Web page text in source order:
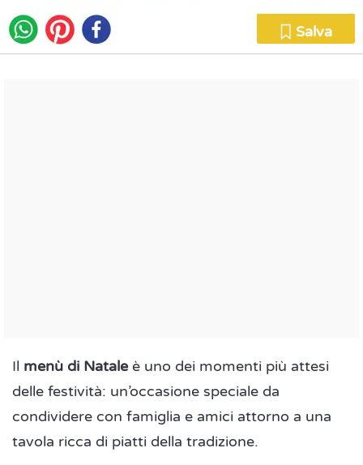
Salva
Il menù di Nataleè uno dei momenti più attesi
delle festività: un’occasione speciale da
condividere con famiglia e amici attorno a una
tavola ricca di piatti della tradizione.